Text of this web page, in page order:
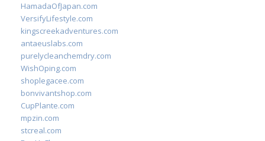
HamadaOfJapan.com
VersifyLifestyle.com
kingscreekadventures.com
antaeuslabs.com
purelycleanchemdry.com
WishOping.com
shoplegacee.com
bonvivantshop.com
CupPlante.com
mpzin.com
stcreal.com